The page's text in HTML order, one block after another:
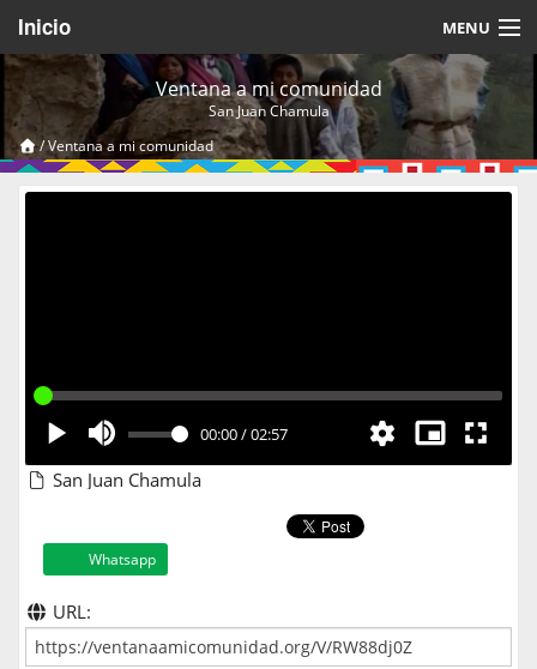
Inicio MENU
Acerca de
Videos Temáticos
Cerrar Sesión
Ventana a mi comunidad
San Juan Chamula
/Ventana a mi comunidad
00:00/02:57
San Juan Chamula
Whatsapp
URL: